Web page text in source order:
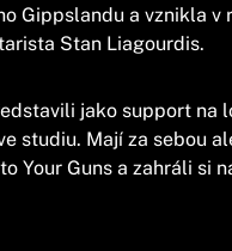
Gippslandu a vznikla
Stan Liagourdis.
jako support na
studiu. Mají za sebou
Your Guns a zahráli si